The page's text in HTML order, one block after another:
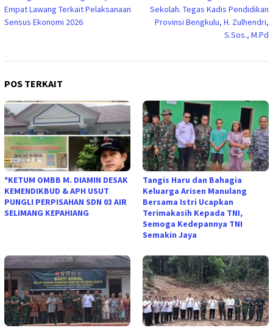
Empat Lawang Terkait Pelaksanaan
Sensus Ekonomi 2026
Sekolah. Tegas Kadis Pendidikan
Provinsi Bengkulu, H. Zulhendri,
S.Sos., M.Pd
POS TERKAIT
*KETUM OMBB M. DIAMIN DESAK
KEMENDIKBUD & APH USUT
PUNGLI PERPISAHAN SDN 03 AIR
SELIMANG KEPAHIANG
Tangis Haru dan Bahagia
Keluarga Arisen Manulang
Bersama Istri Ucapkan
Terimakasih Kepada TNI,
Semoga Kedepannya TNI
Semakin Jaya